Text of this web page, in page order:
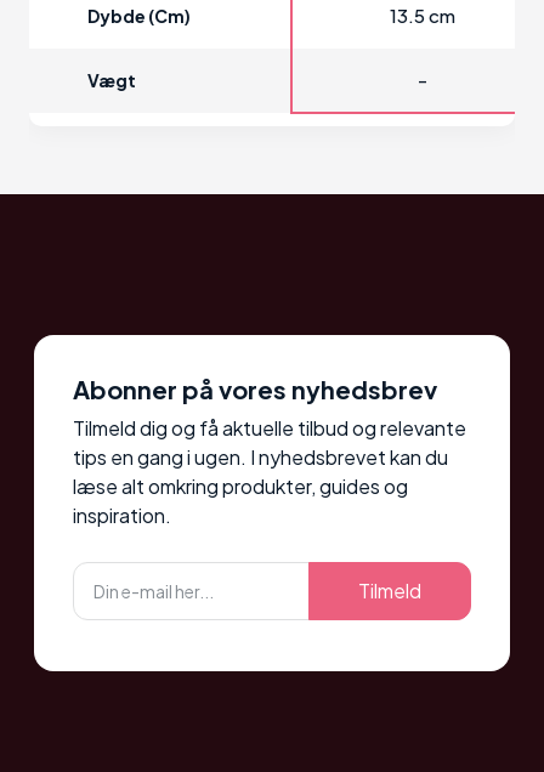
Dybde (cm) 13.5 cm
Vægt -
Abonner på vores nyhedsbrev
Tilmeld dig og få aktuelle tilbud og relevante
tips en gang i ugen. I nyhedsbrevet kan du
læse alt omkring produkter, guides og
inspiration.
Tilmeld